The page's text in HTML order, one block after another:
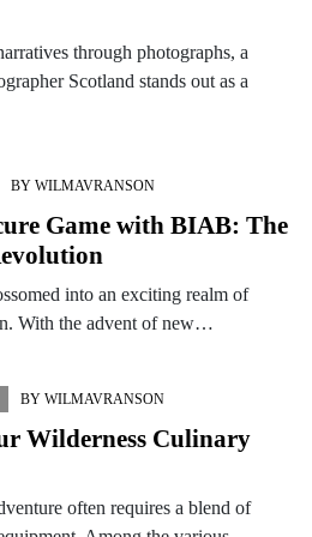
through photographs, a
Scotland stands out as a
BY WILMAVRANSON
Game with BIAB: The
into an exciting realm of
With the advent of new…
BY WILMAVRANSON
Wilderness Culinary
often requires a blend of